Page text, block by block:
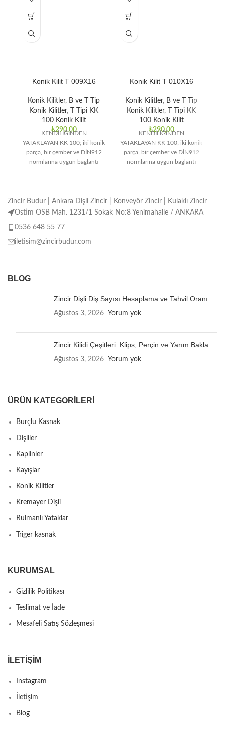
Konik Kilit T 009X16
Konik Kilitler, B ve T Tip
Konik Kilitler,
T Tipi KK
100 Konik Kilit
₺290,00
KENDİLİĞİNDEN
YATAKLAYAN KK 100; iki konik
parça, bir çember ve DİN912
normlarına uygun bağlantı
Konik Kilit T 010X16
Konik Kilitler, B ve T Tip
Konik Kilitler,
T Tipi KK
100 Konik Kilit
₺290,00
KENDİLİĞİNDEN
YATAKLAYAN KK 100; iki konik
parça, bir çember ve DİN912
normlarına uygun bağlantı
Zincir Budur | Ankara Dişli Zincir | Konveyör Zincir | Kulaklı Zincir
Ostim OSB Mah. 1231/1 Sokak No:8 Yenimahalle / ANKARA
0536 648 55 77
iletisim@zincirbudur.com
BLOG
Zincir Dişli Diş Sayısı Hesaplama ve Tahvil Oranı
Ağustos 3, 2026 Yorum yok
Zincir Kilidi Çeşitleri: Klips, Perçin ve Yarım Bakla
Ağustos 3, 2026 Yorum yok
ÜRÜN KATEGORILERI
Burçlu Kasnak
Dişliler
Kaplinler
Kayışlar
Konik Kilitler
Kremayer Dişli
Rulmanlı Yataklar
Triger kasnak
KURUMSAL
Gizlilik Politikası
Teslimat ve İade
Mesafeli Satış Sözleşmesi
İLETIŞIM
Instagram
İletişim
Blog